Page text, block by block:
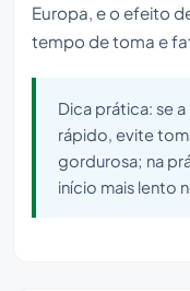
Europa, e o efeito
tempo de toma e
Dica prática: se
rápido, evite
gordurosa; na
início mais lento